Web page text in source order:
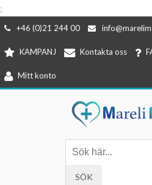
;
Hoppa
innehåll
+46 (0)21 244 00
KAMPANJ Kontakta oss
Mitt konto